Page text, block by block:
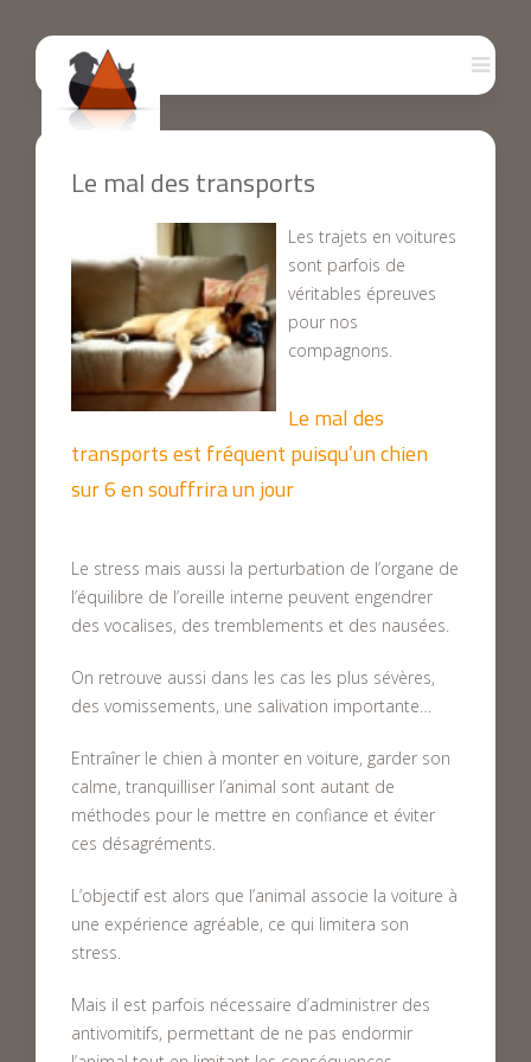
Le mal des transports
Les trajets en voitures
sont parfois de
véritables épreuves
pour nos
compagnons.
Le mal des
transports est fréquent puisqu’un chien
sur 6 en souffrira un jour
Le stress mais aussi la perturbation de l’organe de
l’équilibre de l’oreille interne peuvent engendrer
des vocalises, des tremblements et des nausées.
On retrouve aussi dans les cas les plus sévères,
des vomissements, une salivation importante…
Entraîner le chien à monter en voiture, garder son
calme, tranquilliser l’animal sont autant de
méthodes pour le mettre en confiance et éviter
ces désagréments.
L’objectif est alors que l’animal associe la voiture à
une expérience agréable, ce qui limitera son
stress.
Mais il est parfois nécessaire d’administrer des
antivomitifs, permettant de ne pas endormir